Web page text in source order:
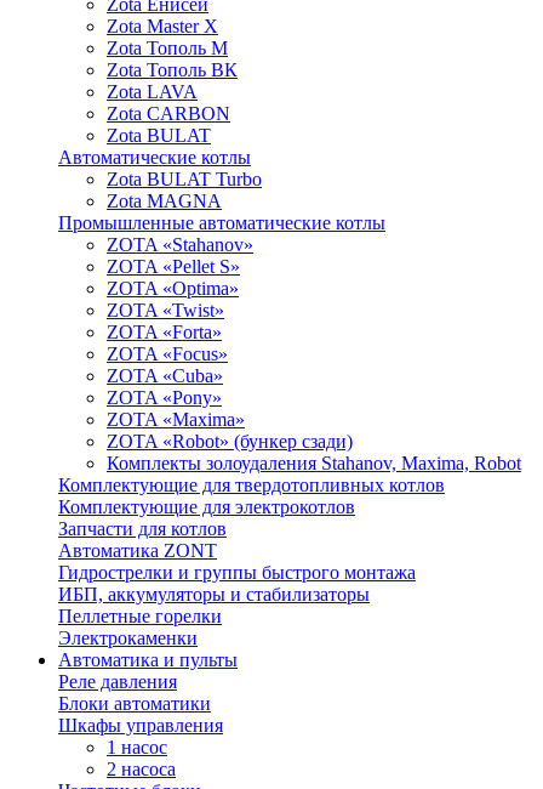
Zota Енисей
Zota Master X
Zota Тополь М
Zota Тополь ВК
Zota LAVA
Zota CARBON
Zota BULAT
Автоматические котлы
Zota BULAT Turbo
Zota MAGNA
Промышленные автоматические котлы
ZOTA «Stahanov»
ZOTA «Pellet S»
ZOTA «Optima»
ZOTA «Twist»
ZOTA «Forta»
ZOTA «Focus»
ZOTA «Cuba»
ZOTA «Pony»
ZOTA «Maxima»
ZOTA «Robot» (бункер сзади)
Комплекты золоудаления Stahanov, Maxima, Robot
Комплектующие для твердотопливных котлов
Комплектующие для электрокотлов
Запчасти для котлов
Автоматика ZONT
Гидрострелки и группы быстрого монтажа
ИБП, аккумуляторы и стабилизаторы
Пеллетные горелки
Электрокаменки
Автоматика и пульты
Реле давления
Блоки автоматики
Шкафы управления
1 насос
2 насоса